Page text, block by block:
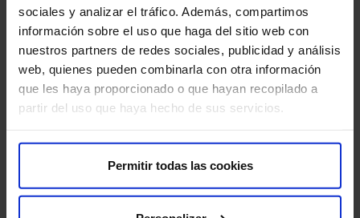
sociales y analizar el tráfico. Además, compartimos
información sobre el uso que haga del sitio web con
nuestros partners de redes sociales, publicidad y análisis
web, quienes pueden combinarla con otra información
que les haya proporcionado o que hayan recopilado a
partir del uso que haya hecho de sus servicios.
Permitir todas las cookies
Reflejo vasovagal
(raro): el procedimiento puede
causar mareo o un reflejo vasovagal. Mantén la calma y
confía en el equipo médico que te acompaña.
Para que tu prueba se desarrolle sin contratiempos, te
pedimos que llegues con antelación a la hora indicada.
Antes de la prueba, te entregaremos el Consentimiento